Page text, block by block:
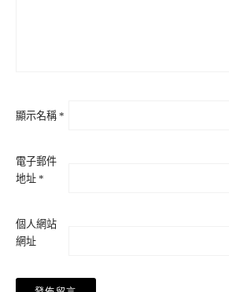
顯示名稱 *
電子郵件
地址 *
個人網站
網址